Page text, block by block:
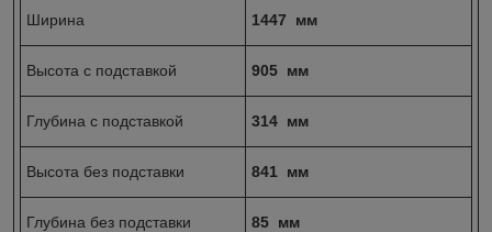
Ширина 1447 мм
Высота с подставкой 905 мм
Глубина с подставкой 314 мм
Высота без подставки 841 мм
Глубина без подставки 85 мм